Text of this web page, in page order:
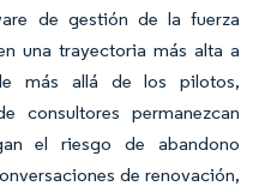
de gestión de la fuerza
una trayectoria más alta a
más allá de los pilotos,
consultores permanezcan
el riesgo de abandono
de renovación,